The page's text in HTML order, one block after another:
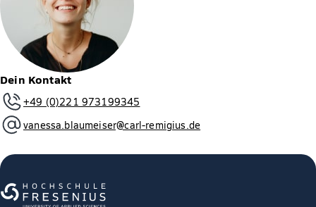
Dein Kontakt
+49 (0)221 973199345
vanessa.blaumeiser@carl-remigius.de